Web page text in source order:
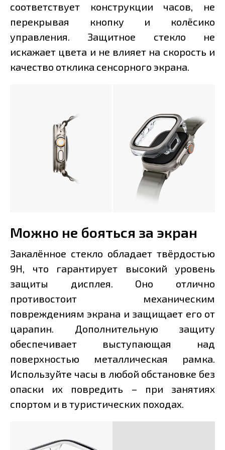
соответствует конструкции часов, не
перекрывая кнопку и колёсико
управления. Защитное стекло не
искажает цвета и не влияет на скорость и
качество отклика сенсорного экрана.
Можно не бояться за экран
Закалённое стекло обладает твёрдостью
9Н, что гарантирует высокий уровень
защиты дисплея. Оно отлично
противостоит механическим
повреждениям экрана и защищает его от
царапин. Дополнительную защиту
обеспечивает выступающая над
поверхностью металлическая рамка.
Используйте часы в любой обстановке без
опаски их повредить – при занятиях
спортом и в туристических походах.